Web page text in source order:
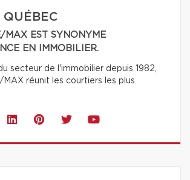
MAX EST SYNONYME
EN IMMOBILIER.
secteur de l'immobilier depuis 1982,
MAX réunit les courtiers les plus